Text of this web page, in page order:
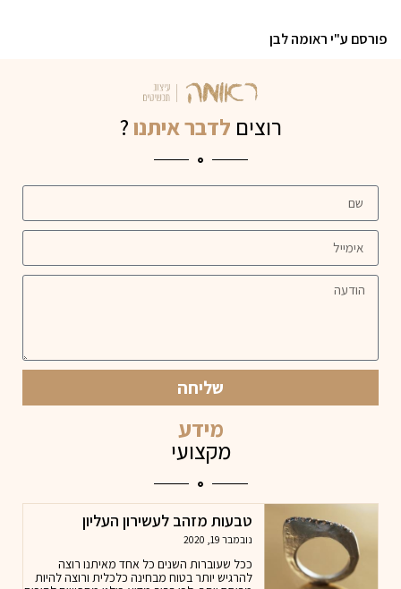
פורסם ע"י ראומה לבן
רוצים לדבר איתנו?
שליחה
מידע
מקצועי
טבעות מזהב לעשירון העליון
נובמבר 19, 2020
ככל שעוברות השנים כל אחד מאיתנו רוצה
להרגיש יותר בטוח מבחינה כלכלית ורוצה להיות